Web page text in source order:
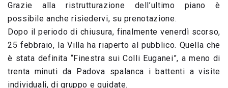
Grazie alla ristrutturazione dell’ultimo piano è
possibile anche risiedervi, su prenotazione.
Dopo il periodo di chiusura, finalmente venerdì scorso,
25 febbraio, la Villa ha riaperto al pubblico. Quella che
è stata definita “Finestra sui Colli Euganei”, a meno di
trenta minuti da Padova spalanca i battenti a visite
individuali, di gruppo e guidate.